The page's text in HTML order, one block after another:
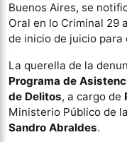
Buenos Aires, se
Oral en lo Criminal 29
de inicio de juicio para
La querella de la
Programa de
de Delitos, a cargo de
Ministerio Público de
Sandro Abraldes.